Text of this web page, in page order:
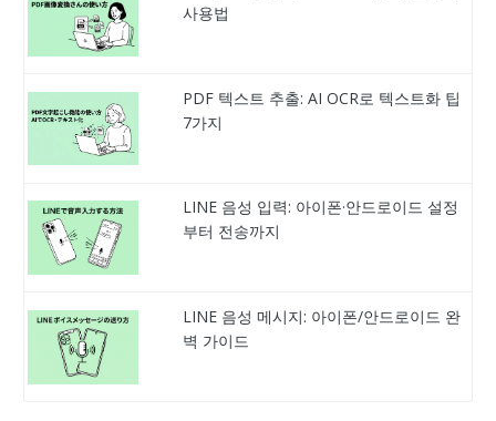
사용법
PDF 텍스트 추출: AI OCR로 텍스트화 팁
7가지
LINE 음성 입력: 아이폰·안드로이드 설정
부터 전송까지
LINE 음성 메시지: 아이폰/안드로이드 완
벽 가이드